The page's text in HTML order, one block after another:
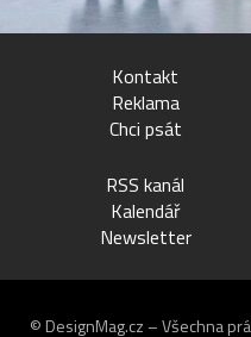
Kontakt
Reklama
Chci psát
RSS kanál
Kalendář
Newsletter
© DesignMag.cz – Všechna